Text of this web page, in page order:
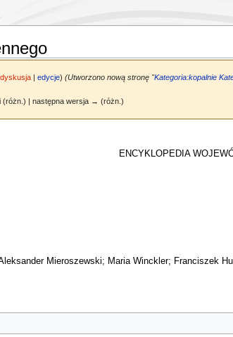
dyskusja |edycje) (Utworzono nową stronę "Kategoria:kopalnie
(różn.) | następna wersja → (różn.)
ENCYKLOPEDIA
Mieroszewski; Maria Winckler; Franciszek